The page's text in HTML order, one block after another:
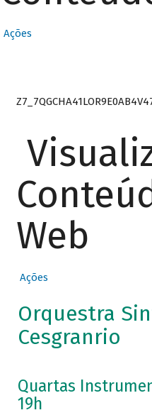
Ações
Web
Ações
Orquestra
Cesgranrio
Quartas
19h